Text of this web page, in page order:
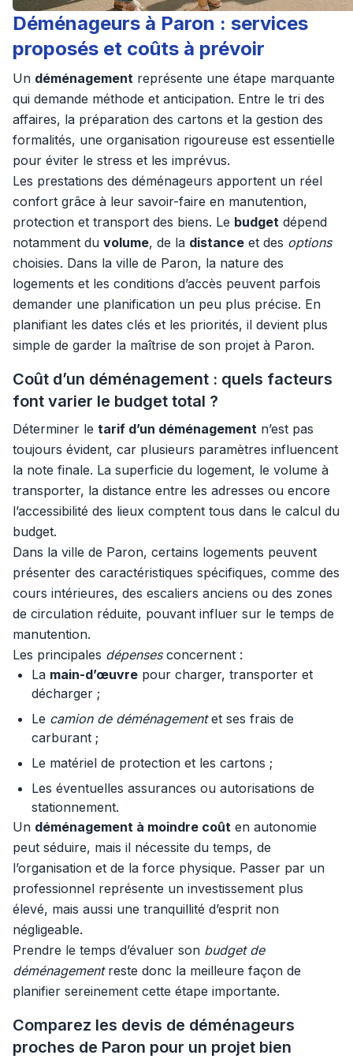
Déménageurs à Paron : services
proposés et coûts à prévoir
Un déménagement représente une étape marquante
qui demande méthode et anticipation. Entre le tri des
affaires, la préparation des cartons et la gestion des
formalités, une organisation rigoureuse est essentielle
pour éviter le stress et les imprévus.
Les prestations des déménageurs apportent un réel
confort grâce à leur savoir-faire en manutention,
protection et transport des biens. Le budget dépend
notamment du volume, de la distance et des options
choisies. Dans la ville de Paron, la nature des
logements et les conditions d’accès peuvent parfois
demander une planification un peu plus précise. En
planifiant les dates clés et les priorités, il devient plus
simple de garder la maîtrise de son projet à Paron.
Coût d’un déménagement : quels facteurs
font varier le budget total ?
Déterminer le tarif d’un déménagement n’est pas
toujours évident, car plusieurs paramètres influencent
la note finale. La superficie du logement, le volume à
transporter, la distance entre les adresses ou encore
l’accessibilité des lieux comptent tous dans le calcul du
budget.
Dans la ville de Paron, certains logements peuvent
présenter des caractéristiques spécifiques, comme des
cours intérieures, des escaliers anciens ou des zones
de circulation réduite, pouvant influer sur le temps de
manutention.
Les principales dépensesconcernent :
La main-d’œuvre pour charger, transporter et
décharger ;
Le camion de déménagementet ses frais de
carburant ;
Le matériel de protection et les cartons ;
Les éventuelles assurances ou autorisations de
stationnement.
Un déménagement à moindre coût en autonomie
peut séduire, mais il nécessite du temps, de
l’organisation et de la force physique. Passer par un
professionnel représente un investissement plus
élevé, mais aussi une tranquillité d’esprit non
négligeable.
Prendre le temps d’évaluer son budget de
déménagementreste donc la meilleure façon de
planifier sereinement cette étape importante.
Comparez les devis de déménageurs
proches de Paron pour un projet bien